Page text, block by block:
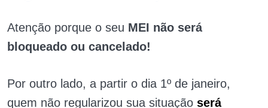
Atenção porque o seu MEI não será
bloqueado ou cancelado!
Por outro lado, a partir o dia 1º de janeiro,
quem não regularizou sua situação será